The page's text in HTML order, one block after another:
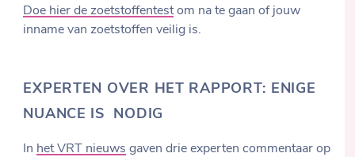
Doe hier de zoetstoffentestom na te gaan of jouw
inname van zoetstoffen veilig is.
EXPERTEN OVER HET RAPPORT: ENIGE
NUANCE IS NODIG
In het VRT nieuws gaven drie experten commentaar op